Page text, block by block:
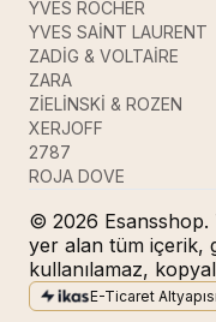
YVES ROCHER
YVES SAİNT LAURENT
ZADİG & VOLTAİRE
ZARA
ZİELİNSKİ & ROZEN
XERJOFF
2787
ROJA DOVE
© 2026 Esansshop.
yer alan tüm içerik,
kullanılamaz,
E-Ticaret